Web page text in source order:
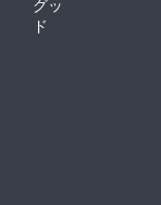
グッ
ド